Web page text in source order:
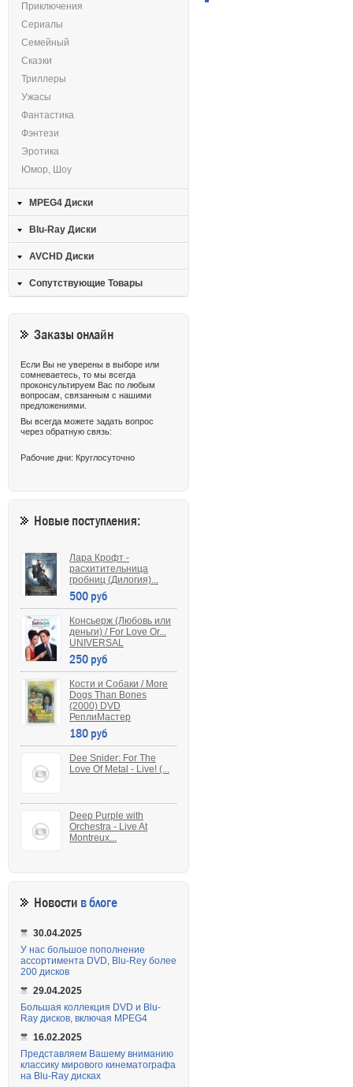
Приключения
Сериалы
Семейный
Сказки
Триллеры
Ужасы
Фантастика
Фэнтези
Эротика
Юмор, Шоу
MPEG4 Диски
Blu-Ray Диски
AVCHD Диски
Сопутствующие Товары
Заказы онлайн
Если Вы не уверены в выборе или
сомневаетесь, то мы всегда
проконсультируем Вас по любым
вопросам, связанным с нашими
предложениями.
Вы всегда можете задать вопрос
через обратную связь:
Рабочие дни: Круглосуточно
Новые поступления:
Лара Крофт -
расхитительница
гробниц (Дилогия)...
500 руб
Консьерж (Любовь или
деньги) / For Love Or...
UNIVERSAL
250 руб
Кости и Собаки / More
Dogs Than Bones
(2000) DVD
РеплиМастер
180 руб
Dee Snider: For The
Love Of Metal - Live! (...
Deep Purple with
Orchestra - Live At
Montreux...
Новости в блоге
30.04.2025
У нас большое пополнение
ассортимента DVD, Blu-Rey более
200 дисков
29.04.2025
Большая коллекция DVD и Blu-
Ray дисков, включая MPEG4
16.02.2025
Представляем Вашему вниманию
классику мирового кинематографа
на Blu-Ray дисках